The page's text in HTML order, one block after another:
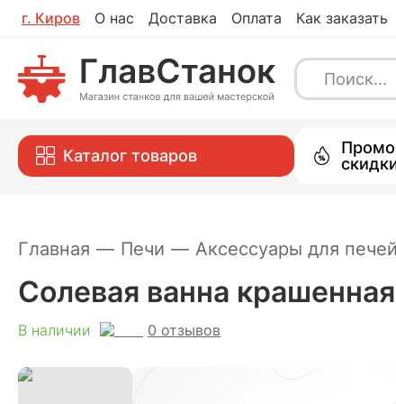
г. Киров О нас Доставка Оплата Как заказать
Каталог товаров
Главная — Печи — Аксессуары для печей
Солевая ванна крашенная
Солевая ванна крашенная
В наличии 0 отзывов